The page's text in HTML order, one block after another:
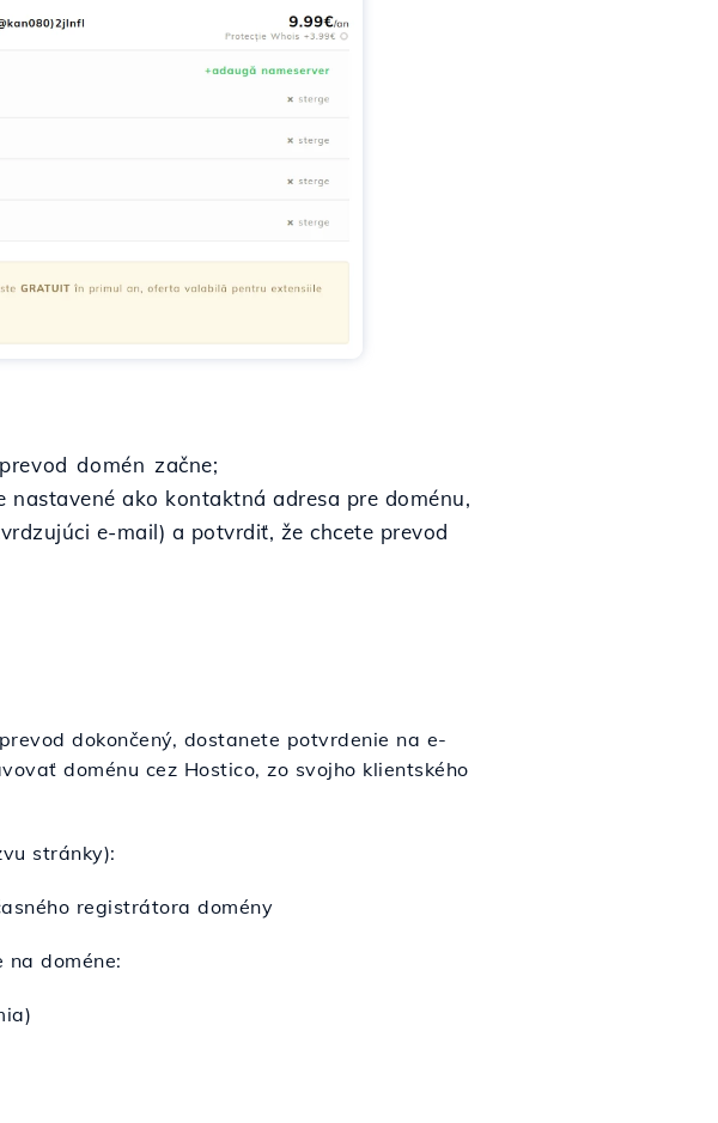
domén začne;
ako kontaktná adresa pre doménu,
e-mail) a potvrdiť, že chcete prevod
dokončený, dostanete potvrdenie na e-
doménu cez Hostico, zo svojho klientského
stránky):
registrátora domény
doméne: